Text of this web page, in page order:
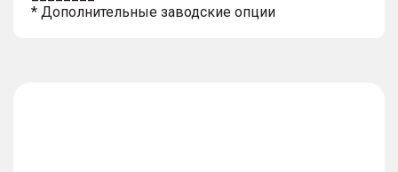
* Дополнительные заводские опции